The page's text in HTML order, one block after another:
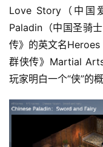
Love Story（中国
Paladin（中国圣骑
传》的英文名
群侠传》Martial
玩家明白一个“侠”的